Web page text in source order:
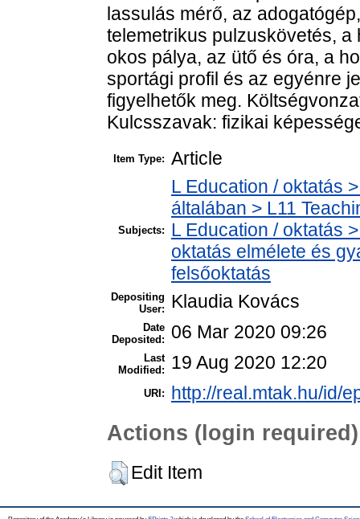
lassulás mérő, az
telemetrikus pulzuskövetés,
okos pálya, az ütő és óra, a
sportági profil és az egyénre
figyelhetők meg.
Kulcsszavak: fizikai
Item Type: Article
Subjects:
L Education / oktatás
általában > L11
L Education / oktatás
oktatás elmélete és
felsőoktatás
Depositing
User:
Klaudia Kovács
Date
Deposited:
06 Mar 2020 09:26
Last
Modified:
19 Aug 2020 12:20
URI: http://real.mtak.hu/id/
Actions (login required)
Edit Item